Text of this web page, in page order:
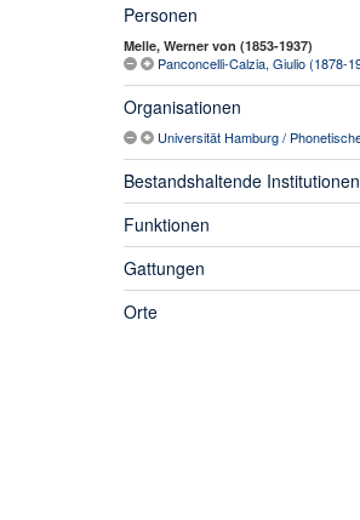
Personen
Melle, Werner von (1853-1937)
Organisationen
Bestandshaltende Institutionen
Funktionen
Gattungen
Orte